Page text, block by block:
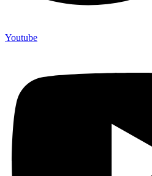
Youtube